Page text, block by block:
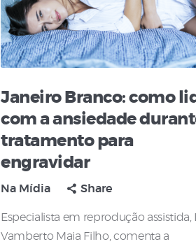
Janeiro Branco: como
com a ansiedade
tratamento para
engravidar
Na Mídia Share
Especialista em reprodução assistida,
Vamberto Maia Filho, comenta a